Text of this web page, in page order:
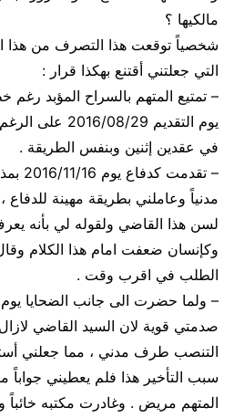
مالكيها ؟
شخصياً توقعت هذا التصرف من هذا
التي جعلتني أقتنع بهكذا قرار :
– تمتيع المتهم بالسراح المؤبد رغم
يوم التقديم
في عقدين إثنين وبنفس الطريقة .
–
مدنياً وعاملني بطريقة مهينة للدفاع
لسن هذا القاضي ولقوله لي بأنه
وكإنسان ضعفت امام هذا الكلام
الطلب في اقرب وقت .
–
صدمتي قوية لان السيد القاضي
التنصب طرف مدني ، مما جعلني
سبب التأخير هذا فلم يعطيني جواباً
المتهم مريض . وغادرت مكتبه خائباً